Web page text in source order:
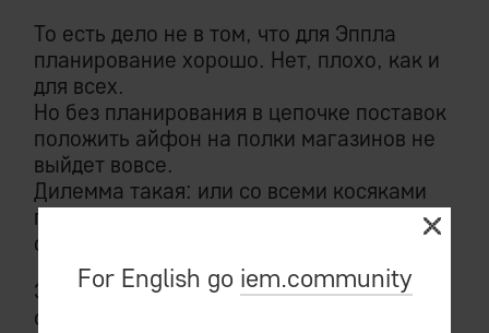
То есть дело не в том, что для Эппла
планирование хорошо. Нет, плохо, как и
для всех.
Но без планирования в цепочке поставок
положить айфон на полки магазинов не
выйдет вовсе.
Дилемма такая: или со всеми косяками
планирования и с айфоном в торговой
сети, либо без того и другого.
Эппл с величайшим удовольствием
отказался бы от планирования, имея в
For English go iem.community